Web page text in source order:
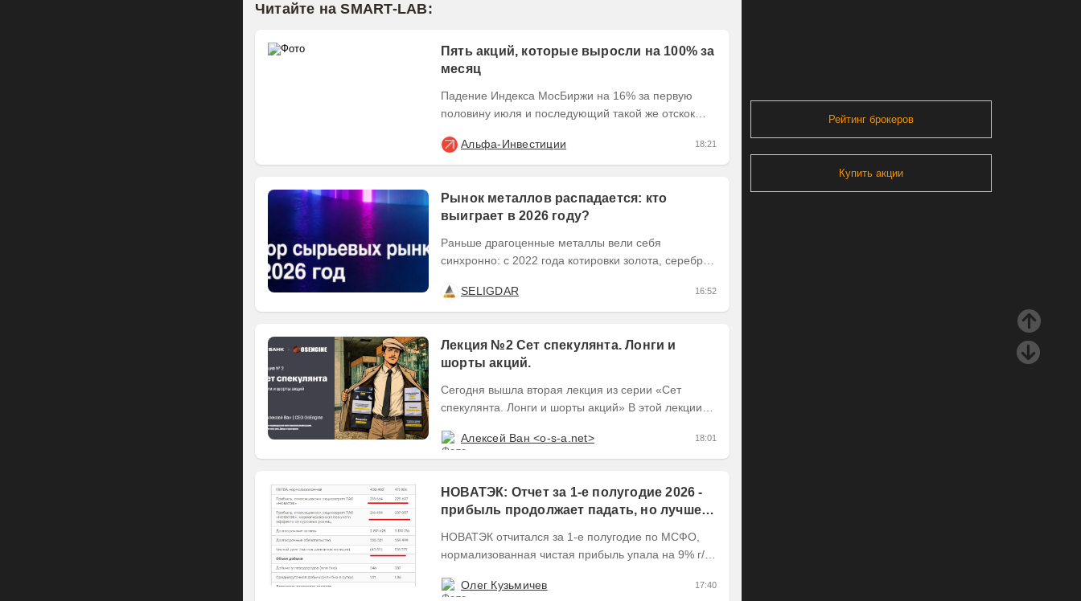
Читайте на SMART-LAB:
Пять акций, которые выросли на 100% за
месяц
Падение Индекса МосБиржи на 16% за первую
половину июля и последующий такой же отскок
наиболее...
Альфа-Инвестиции 18:21
Рынок металлов распадается: кто
выиграет в 2026 году?
Раньше драгоценные металлы вели себя
синхронно: с 2022 года котировки золота, серебра
разделился. В...
SELIGDAR 16:52
Лекция №2 Сет спекулянта. Лонги и
шорты акций.
Сегодня вышла вторая лекция из серии «Сет
спекулянта. Лонги и шорты акций» В этой лекции
Алексей Ван <o-s-a.net>
18:01
НОВАТЭК: Отчет за 1-е полугодие 2026 -
прибыль продолжает падать, но лучшее
НОВАТЭК отчитался за 1-е полугодие по МСФО,
нормализованная чистая прибыль упала на 9% г/г
Олег Кузьмичев
17:40
Рейтинг брокеров
Купить акции